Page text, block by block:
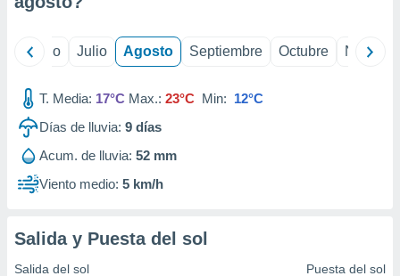
mediante
publicidad
publicidad
Junio Julio Agosto Septiembre Octubre
T. Media: 17°C Max.: 23°C Min: 12°C
Días de lluvia: 9 días
Acum. de lluvia: 52 mm
Viento medio: 5 km/h
Salida y Puesta del sol
Salida del sol Puesta del sol